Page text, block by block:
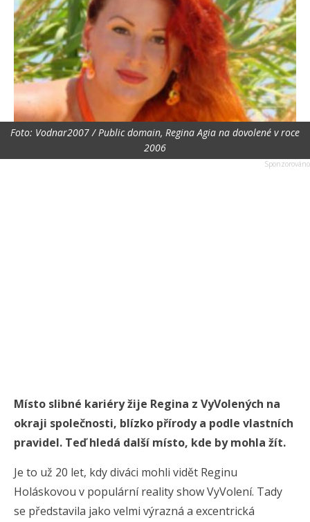
Foto: Vodnar2007 / Public domain, Regina Agia na dovolené v roce
2006
Místo slibné kariéry žije Regina z VyVolených na
okraji společnosti, blízko přírody a podle vlastních
pravidel. Teď hledá další místo, kde by mohla žít.
Je to už 20 let, kdy diváci mohli vidět Reginu
Holáskovou v populární reality show VyVolení. Tady
se představila jako velmi výrazná a excentrická